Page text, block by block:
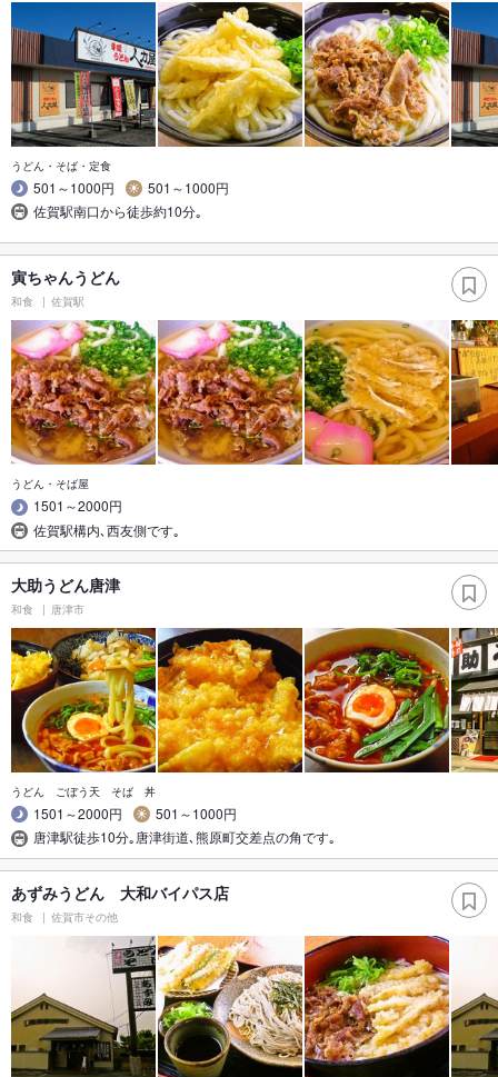
うどん・そば・定食
501～1000円
501～1000円
佐賀駅南口から徒歩約10分｡
寅ちゃんうどん
和食 佐賀駅
うどん・そば屋
1501～2000円
佐賀駅構内､西友側です｡
大助うどん唐津
和食 唐津市
うどん ごぼう天 そば 丼
1501～2000円
501～1000円
唐津駅徒歩10分｡唐津街道､熊原町交差点の角です｡
あずみうどん 大和バイパス店
和食 佐賀市その他